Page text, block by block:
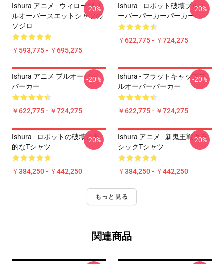
Ishura アニメ - ウィロー剣プ
ルオーバースエットシャツの
ソジロ
￥593,775 - ￥695,275
-20%
Ishura - ロボット破壊プルオ
ーバーパーカーパーカー
￥622,775 - ￥724,275
-20%
Ishura アニメ プルオーバー
パーカー
￥622,775 - ￥724,275
-20%
Ishura - フラットキャッププ
ルオーバーパーカー
￥622,775 - ￥724,275
-20%
Ishura - ロボットの破壊古典
的なTシャツ
￥384,250 - ￥442,250
-20%
Ishura アニメ - 新鬼王戦クラ
シックTシャツ
￥384,250 - ￥442,250
-20%
もっと見る
関連商品